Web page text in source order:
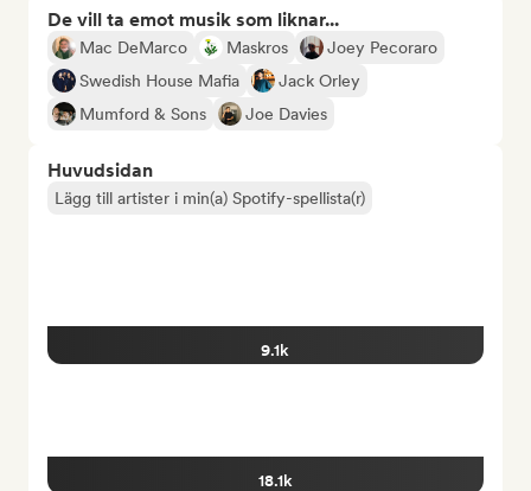
De vill ta emot musik som liknar...
Mac DeMarco Maskros
Joey Pecoraro
Swedish House Mafia
Jack Orley
Mumford & Sons
Joe Davies
Huvudsidan
Lägg till artister i min(a) Spotify-spellista(r)
9.1k
18.1k